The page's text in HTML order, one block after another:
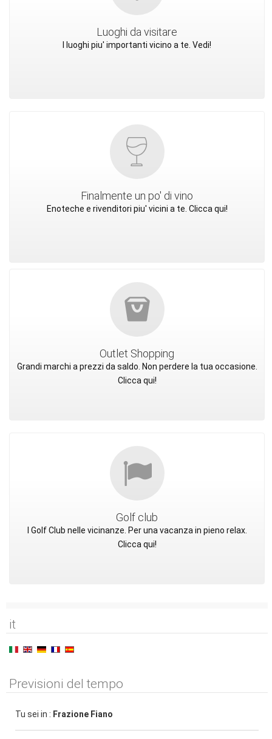
Luoghi da visitare
I luoghi piu' importanti vicino a te. Vedi!
Finalmente un po' di vino
Enoteche e rivenditori piu' vicini a te. Clicca qui!
Outlet Shopping
Grandi marchi a prezzi da saldo. Non perdere la tua occasione.
Clicca qui!
Golf club
I Golf Club nelle vicinanze. Per una vacanza in pieno relax.
Clicca qui!
it
Previsioni del tempo
Tu sei in : Frazione Fiano